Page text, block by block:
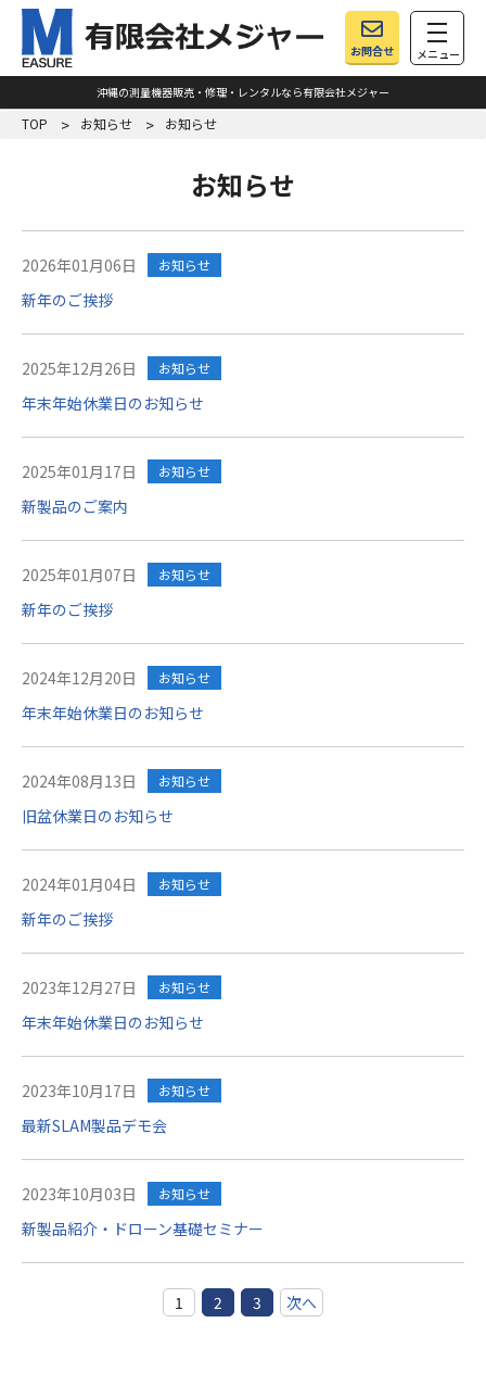
お問合せ メニュー
沖縄の測量機器販売・修理・レンタルなら有限会社メジャー
TOP お知らせ お知らせ
お知らせ
2026年01月06日 お知らせ
新年のご挨拶
2025年12月26日 お知らせ
年末年始休業日のお知らせ
2025年01月17日 お知らせ
新製品のご案内
2025年01月07日 お知らせ
新年のご挨拶
2024年12月20日 お知らせ
年末年始休業日のお知らせ
2024年08月13日 お知らせ
旧盆休業日のお知らせ
2024年01月04日 お知らせ
新年のご挨拶
2023年12月27日 お知らせ
年末年始休業日のお知らせ
2023年10月17日 お知らせ
最新SLAM製品デモ会
2023年10月03日 お知らせ
新製品紹介・ドローン基礎セミナー
1 2 3 次へ